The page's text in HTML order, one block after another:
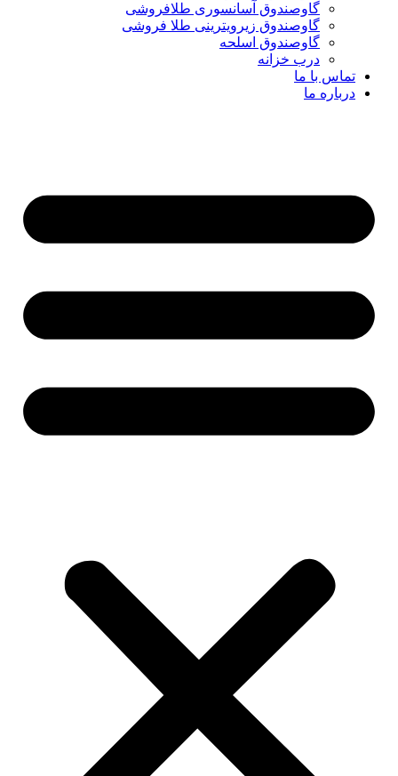
گاوصندوق آسانسوری طلافروشی
گاوصندوق زیرویترینی طلا فروشی
گاوصندوق اسلحه
درب خزانه
تماس با ما
درباره ما